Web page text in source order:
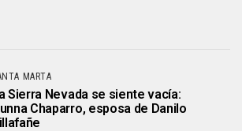
MARTA
Sierra Nevada se siente vacía:
Chaparro, esposa de Danilo